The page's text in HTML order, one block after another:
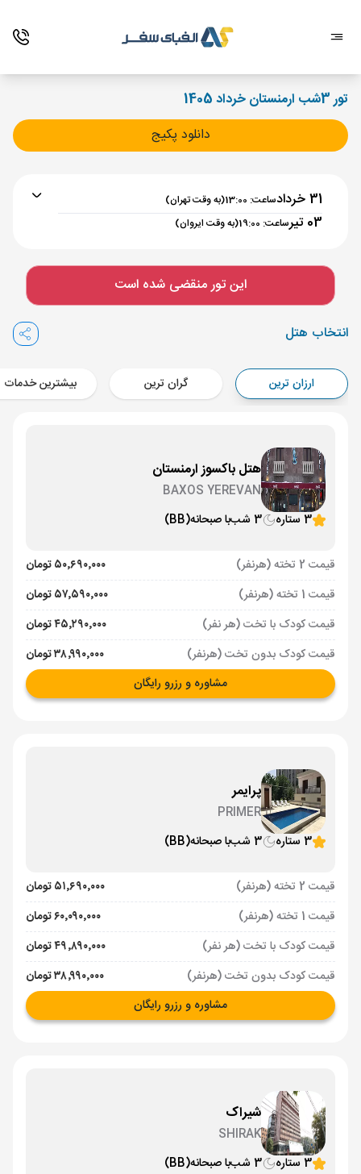
تور 3شب ارمنستان خرداد 1405
دانلود پکیج
31 خرداد ساعت: 13:00 (به وقت تهران)
03 تیر ساعت: 19:00 (به وقت ایروان)
تهران , فرودگاه بین‌المللی امام خمینی IKA
مدت پرواز :
ایروان ,
Aircraft - معراج ایر (Economy)
برنامه برگشت :03 تیر ساعت: 19:00
مدت پرواز :02:00
تهران , فرودگاه بین‌المللی امام خمینی IKA
Aircraft - معراج ایر (Economy)
این تور منقضی شده است
انتخاب هتل
ارزان ترین گران ترین بیشترین خدمات
هتل باکسوز ارمنستان
BAXOS YEREVAN
3 ستاره
3 شب با صبحانه(BB)
قیمت 2 تخته (هرنفر)
۵۰٬۶۹۰٬۰۰۰ تومان
قیمت 1 تخته (هرنفر)
۵۷٬۵۹۰٬۰۰۰ تومان
قیمت کودک با تخت (هر نفر)
۴۵٬۲۹۰٬۰۰۰ تومان
قیمت کودک بدون تخت (هرنفر)
۳۸٬۹۹۰٬۰۰۰ تومان
مشاوره و رزرو رایگان
پرایمر
PRIMER
3 ستاره
3 شب با صبحانه(BB)
قیمت 2 تخته (هرنفر)
۵۱٬۶۹۰٬۰۰۰ تومان
قیمت 1 تخته (هرنفر)
۶۰٬۰۹۰٬۰۰۰ تومان
قیمت کودک با تخت (هر نفر)
۴۹٬۸۹۰٬۰۰۰ تومان
قیمت کودک بدون تخت (هرنفر)
۳۸٬۹۹۰٬۰۰۰ تومان
مشاوره و رزرو رایگان
شیراک
SHIRAK
3 ستاره
3 شب با صبحانه(BB)